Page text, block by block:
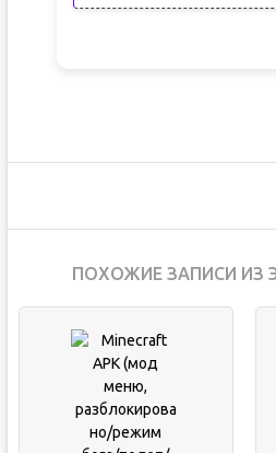
ПОХОЖИЕ ЗАПИСИ ИЗ